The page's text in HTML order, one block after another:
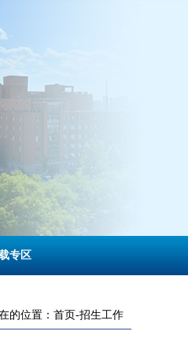
专区
的位置： 首页-招生工作